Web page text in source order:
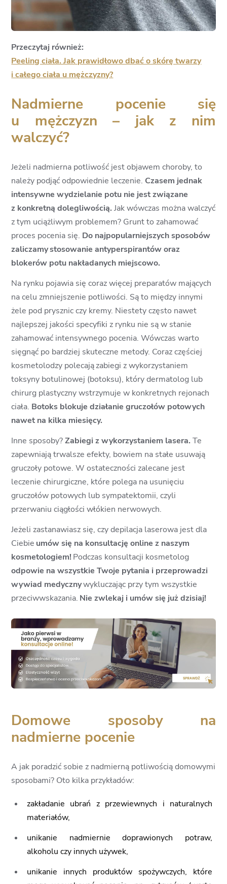
Przeczytaj również:
Peeling ciała. Jak prawidłowo dbać o skórę twarzy
i całego ciała u mężczyzny?
Nadmierne pocenie się
u mężczyzn – jak z nim
walczyć?
Jeżeli nadmierna potliwość jest objawem choroby, to
należy podjąć odpowiednie leczenie. Czasem jednak
intensywne wydzielanie potu nie jest związane
z konkretną dolegliwością. Jak wówczas można walczyć
z tym uciążliwym problemem? Grunt to zahamować
proces pocenia się. Do najpopularniejszych sposobów
zaliczamystosowanie antyperspirantów oraz
blokerów potu nakładanych miejscowo.
Na rynku pojawia się coraz więcej preparatów mających
na celu zmniejszenie potliwości. Są to między innymi
żele pod prysznic czy kremy. Niestety często nawet
najlepszej jakości specyfiki z rynku nie są w stanie
zahamować intensywnego pocenia. Wówczas warto
sięgnąć po bardziej skuteczne metody. Coraz częściej
kosmetolodzy polecajązabiegi z wykorzystaniem
toksyny botulinowej (botoksu), który dermatolog lub
chirurg plastyczny wstrzymuje w konkretnych rejonach
ciała. Botoks blokuje działanie gruczołów potowych
nawet na kilka miesięcy.
Inne sposoby?Zabiegi z wykorzystaniem lasera. Te
zapewniają trwalsze efekty, bowiem na stałe usuwają
gruczoły potowe. W ostateczności zalecane jest
leczenie chirurgiczne, które polega na usunięciu
gruczołów potowych lub sympatektomii, czyli
przerwaniu ciągłości włókien nerwowych.
Jeżeli zastanawiasz się, czy depilacja laserowa jest dla
Ciebie umów się na konsultację online z naszym
kosmetologiem!Podczas konsultacji kosmetolog
odpowie na wszystkie Twoje pytania i przeprowadzi
wywiad medycznywykluczając przy tym wszystkie
przeciwwskazania. Nie zwlekaj i umów się już dzisiaj!
Domowe sposoby na
nadmierne pocenie
A jak poradzić sobie z nadmierną potliwością domowymi
sposobami? Oto kilka przykładów:
zakładanie ubrań z przewiewnych i naturalnych
materiałów,
unikanie nadmiernie doprawionych potraw,
alkoholu czy innych używek,
unikanie innych produktów spożywczych, które